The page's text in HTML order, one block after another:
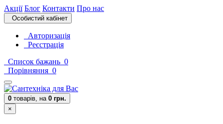
Акції Блог Контакти Про нас
Особистий кабінет
Авторизація
Реєстрація
Список бажань 0
Порівняння 0
0 товарів, на 0 грн.
×